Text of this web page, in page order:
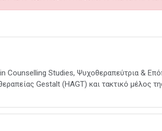
Counselling Studies, Ψυχοθεραπεύτρια &
Gestalt (HAGT) και τακτικό μέλος